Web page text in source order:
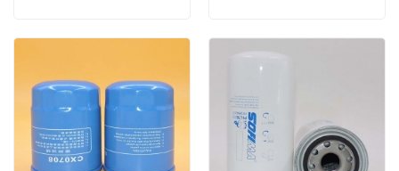
Marke: Gen Parts